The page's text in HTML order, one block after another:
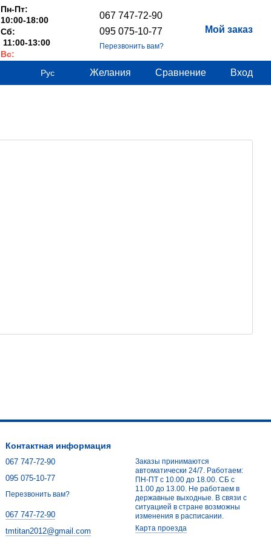
Пн-Пт:
10:00-18:00
Сб:
11:00-13:00
Вс:
067 747-72-90
095 075-10-77
Перезвонить вам?
Мой заказ
Рус Желания Сравнение Вход
Контактная информация
067 747-72-90
095 075-10-77
Перезвонить вам?
067 747-72-90
tmtitan2012@gmail.com
Заказы принимаются
автоматически 24/7. Работаем:
ПН-ПТ с 10.00 до 18.00. СБ с
11.00 до 13.00. Не работаем в
державные выходные. В связи с
ситуацией в стране возможны
изменения в расписании.
Карта проезда